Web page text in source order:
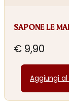
SAPONE LE
€ 9,90
Aggiungi